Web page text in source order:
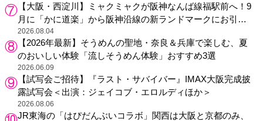
【大阪・西淀川】ミャクミャクが阪神なんば線福駅前へ！9
月に「かに道楽」から阪神沿線の新ランドマークにお引っ
越し
2026.08.04
【2026年最新】そうめんの聖地・奈良＆兵庫で楽しむ、夏
のおいしい体験「流しそうめん体験」おすすめ3選
2026.06.09
【試写会ご招待】『ラスト・サバイバー』IMAX大阪完成披
露試写会＜出演：ジェイコブ・エロルディほか＞
2026.08.06
JR東海の「はぴだんぶいコラボ」関西は大阪と京都のみ、